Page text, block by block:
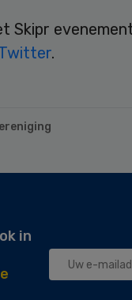
Skipr
.
in